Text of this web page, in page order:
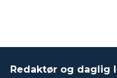
Redaktør og daglig